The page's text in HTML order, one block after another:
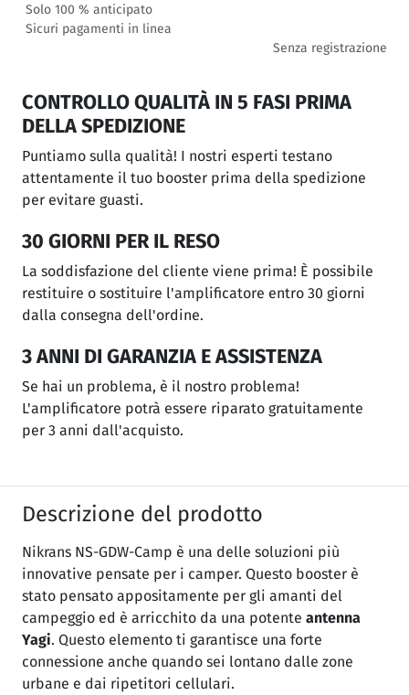
Solo 100 % anticipato
Sicuri pagamenti in linea
Senza registrazione
CONTROLLO QUALITÀ IN 5 FASI PRIMA
DELLA SPEDIZIONE
Puntiamo sulla qualità! I nostri esperti testano
attentamente il tuo booster prima della spedizione
per evitare guasti.
30 GIORNI PER IL RESO
La soddisfazione del cliente viene prima! È possibile
restituire o sostituire l'amplificatore entro 30 giorni
dalla consegna dell'ordine.
3 ANNI DI GARANZIA E ASSISTENZA
Se hai un problema, è il nostro problema!
L'amplificatore potrà essere riparato gratuitamente
per 3 anni dall'acquisto.
Descrizione del prodotto
Nikrans NS-GDW-Camp è una delle soluzioni più
innovative pensate per i camper. Questo booster è
stato pensato appositamente per gli amanti del
campeggio ed è arricchito da una potente antenna
Yagi. Questo elemento ti garantisce una forte
connessione anche quando sei lontano dalle zone
urbane e dai ripetitori cellulari.